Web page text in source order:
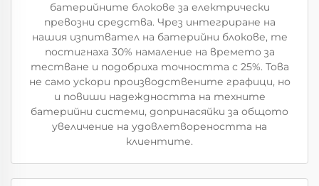
батерийните блокове за електрически
превозни средства. Чрез интегриране на
нашия изпитвател на батерийни блокове, те
постигнаха 30% намаление на времето за
тестване и подобриха точността с 25%. Това
не само ускори производствените графици, но
и повиши надеждността на техните
батерийни системи, допринасяйки за общото
увеличение на удовлетвореността на
клиентите.